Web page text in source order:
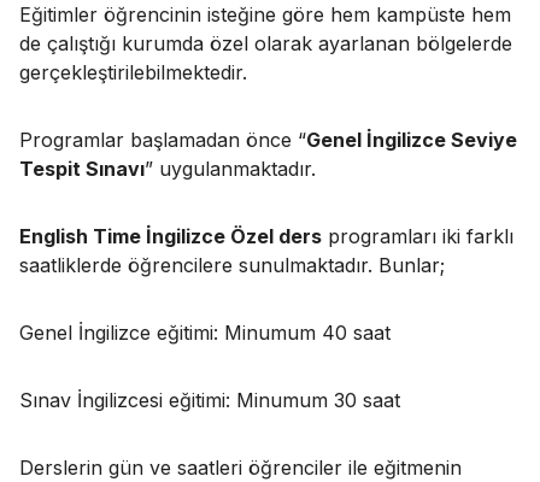
Eğitimler öğrencinin isteğine göre hem kampüste hem
de çalıştığı kurumda özel olarak ayarlanan bölgelerde
gerçekleştirilebilmektedir.
Programlar başlamadan önce “Genel İngilizce Seviye
Tespit Sınavı” uygulanmaktadır.
English Time İngilizce Özel ders programları iki farklı
saatliklerde öğrencilere sunulmaktadır. Bunlar;
Genel İngilizce eğitimi: Minumum 40 saat
Sınav İngilizcesi eğitimi: Minumum 30 saat
Derslerin gün ve saatleri öğrenciler ile eğitmenin